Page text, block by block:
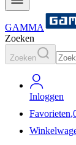
GAMMA
Zoeken
Zoeken
Inloggen
Favorieten,